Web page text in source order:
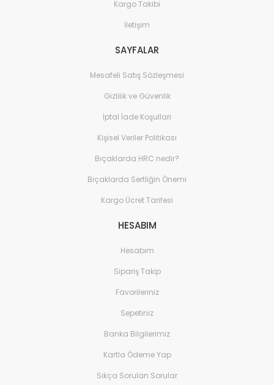
Kargo Takibi
İletişim
SAYFALAR
Mesafeli Satış Sözleşmesi
Gizlilik ve Güvenlik
İptal İade Koşullari
Kişisel Veriler Politikası
Bıçaklarda HRC nedir?
Bıçaklarda Sertliğin Önemi
Kargo Ücret Tarifesi
HESABIM
Hesabım
Sipariş Takip
Favorileriniz
Sepetiniz
Banka Bilgilerimiz
Kartla Ödeme Yap
Sıkça Sorulan Sorular